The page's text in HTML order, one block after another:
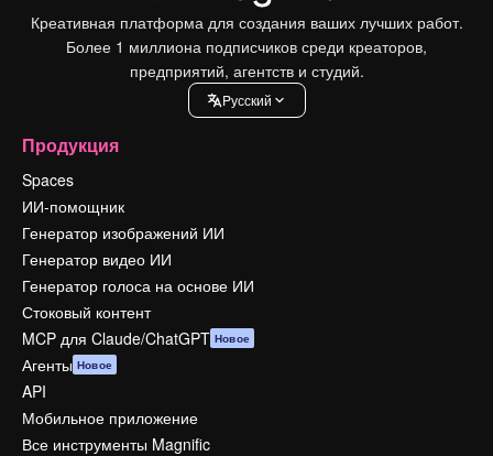
Креативная платформа для создания ваших лучших работ.
Более 1 миллиона подписчиков среди креаторов,
предприятий, агентств и студий.
Pусский
Продукция
Spaces
ИИ-помощник
Генератор изображений ИИ
Генератор видео ИИ
Генератор голоса на основе ИИ
Стоковый контент
MCP для Claude/ChatGPT Новое
Агенты Новое
API
Мобильное приложение
Все инструменты Magnific